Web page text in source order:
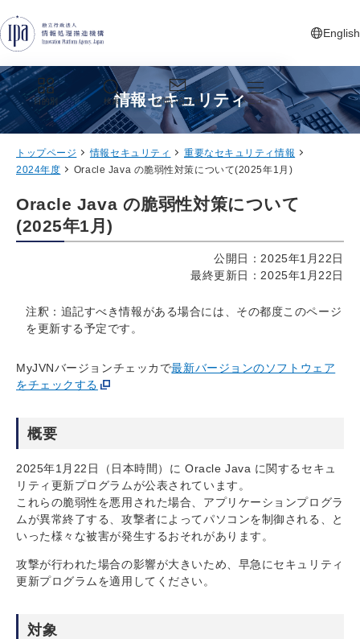
English
新しいタ
目的別 検索 お問い合わせ メニュー
情報セキュリティ
トップページ 情報セキュリティ
重要なセキュリティ情報
2024年度
Oracle Java の脆弱性対策について(2025年1月)
Oracle Java の脆弱性対策について
(2025年1月)
公開日：2025年1月22日
最終更新日：2025年1月22日
注釈：追記すべき情報がある場合には、その都度このページ
を更新する予定です。
MyJVNバージョンチェッカで最新バージョンのソフトウェア
をチェックする
概要
2025年1月22日（日本時間）に Oracle Java に関するセキュ
リティ更新プログラムが公表されています。
これらの脆弱性を悪用された場合、アプリケーションプログラ
ムが異常終了する、攻撃者によってパソコンを制御される、と
いった様々な被害が発生するおそれがあります。
攻撃が行われた場合の影響が大きいため、早急にセキュリティ
更新プログラムを適用してください。
対象